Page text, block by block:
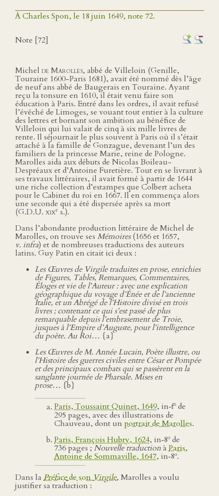
À Charles Spon, le 18 juin 1649, note 72.
Note [72]
Michel de Marolles, abbé de Villeloin (Genille,
Touraine 1600-Paris 1681), avait été nommé dès l’âge
de neuf ans abbé de Baugerais en Touraine. Ayant
reçu la tonsure en 1610, il était venu faire son
éducation à Paris. Entré dans les ordres, il avait refusé
l’évêché de Limoges, se vouant tout entier à la culture
des lettres et bornant son ambition au bénéfice de
Villeloin qui lui valait de cinq à six mille livres de
rente. Il séjournait le plus souvent à Paris où il s’était
attaché à la famille de Gonzague, devenant l’un des
familiers de la princesse Marie, reine de Pologne.
Marolles aida aux débuts de Nicolas Boileau-
Despréaux et d’Antoine Furetière. Tout en se livrant à
ses travaux littéraires, il avait formé à partir de 1644
une riche collection d’estampes que Colbert acheta
pour le Cabinet du roi en 1667. Il en commença alors
une seconde qui a été dispersée après sa mort
(G.D.U. xixe s.).
Dans l’abondante production littéraire de Michel de
Marolles, on trouve ses Mémoires(1656 et 1657,
v. infra) et de nombreuses traductions des auteurs
latins. Guy Patin en citait ici deux :
Les Œuvres de Virgile traduites en prose, enrichies
de Figures, Tables, Remarques, Commentaires,
Éloges et vie de l’Auteur : avec une explication
géographique du voyage d’Énée et de l’ancienne
Italie, et un Abrégé de l’Histoire divisé en trois
livres ; contenant ce qui s’est passé de plus
remarquable depuis l’embrasement de Troie,
jusques à l’Empire d’Auguste, pour l’intelligence
du poète. Au Roi… {a}
Les Œuvres de M. Année Lucain, Poète illustre, ou
l’Histoire des guerres civiles entre César et Pompée
et des principaux combats qui se passèrent en la
sanglante journée de Pharsale. Mises en
prose… {b}
Paris, Toussaint Quinet, 1649, in‑fo de
295 pages, avec des illustrations de
Chauveau, dont un portrait de Marolles.
Paris, François Hubry, 1624, in‑8o de
736 pages ; Nouvelle traductionà Paris,
Antoine de Sommaville, 1647, in‑8o.
Dans la Préfacede sonVirgile, Marolles a voulu
justifier sa traduction :